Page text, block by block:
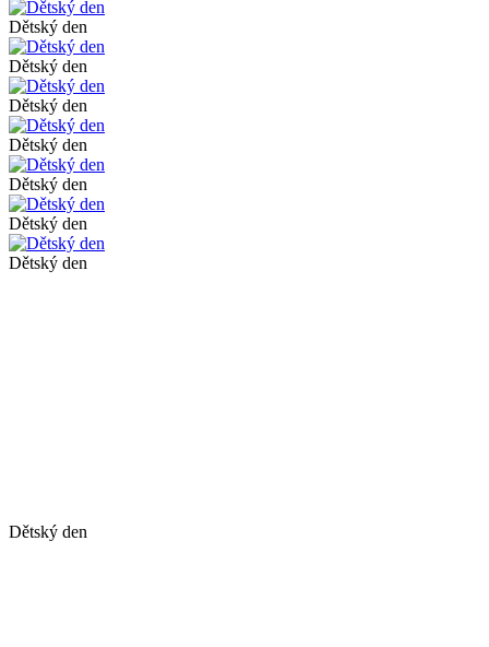
Dětský den
Dětský den
Dětský den
Dětský den
Dětský den
Dětský den
Dětský den